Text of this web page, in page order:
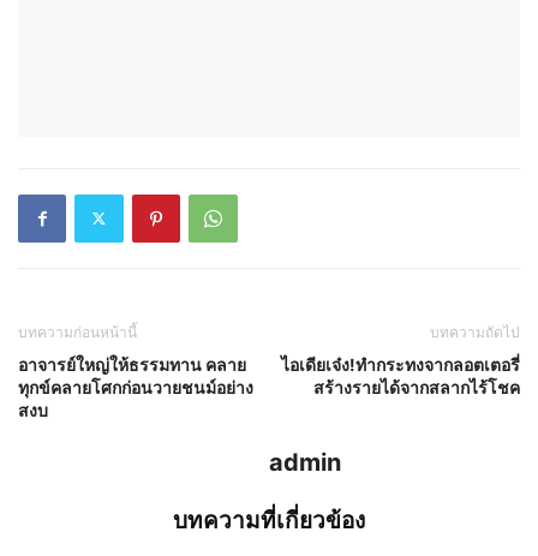
บทความก่อนหน้านี้
อาจารย์ใหญ่ให้ธรรมทาน คลาย
ทุกข์คลายโศกก่อนวายชนม์อย่าง
สงบ
บทความถัดไป
ไอเดียเจ๋ง!ทำกระทงจากลอตเตอรี่
สร้างรายได้จากสลากไร้โชค
admin
บทความที่เกี่ยวข้อง